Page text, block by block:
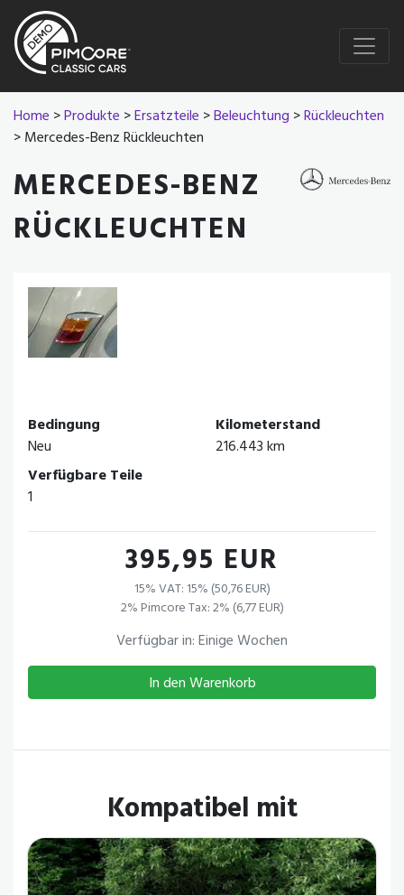
Home >Produkte >Ersatzteile >Beleuchtung >Rückleuchten
> Mercedes-Benz Rückleuchten
MERCEDES-BENZ
RÜCKLEUCHTEN
Bedingung
Neu
Kilometerstand
216.443 km
Verfügbare Teile
1
395,95 EUR
15% VAT: 15% (50,76 EUR)
2% Pimcore Tax: 2% (6,77 EUR)
Verfügbar in: Einige Wochen
In den Warenkorb
Kompatibel mit